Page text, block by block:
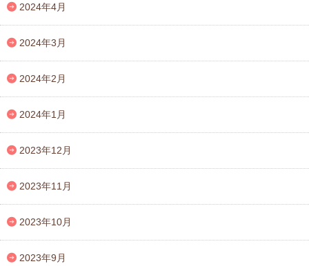
2024年4月
2024年3月
2024年2月
2024年1月
2023年12月
2023年11月
2023年10月
2023年9月